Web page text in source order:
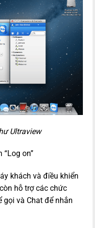
Ultraview
on”
khách và điều khiển
hỗ trợ các chức
gọi và Chat để nhắn